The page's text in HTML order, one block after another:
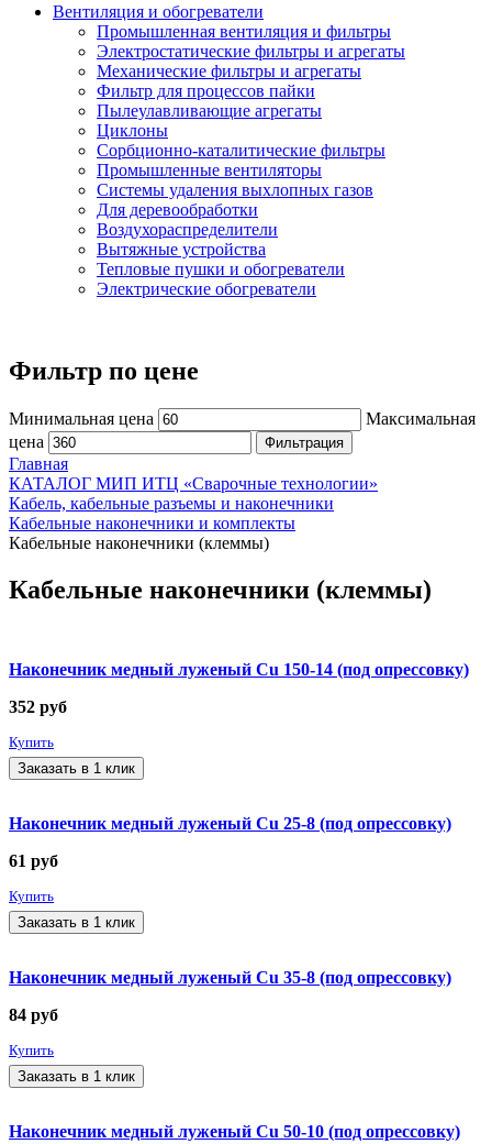
Вентиляция и обогреватели
Промышленная вентиляция и фильтры
Электростатические фильтры и агрегаты
Механические фильтры и агрегаты
Фильтр для процессов пайки
Пылеулавливающие агрегаты
Циклоны
Сорбционно-каталитические фильтры
Промышленные вентиляторы
Системы удаления выхлопных газов
Для деревообработки
Воздухораспределители
Вытяжные устройства
Тепловые пушки и обогреватели
Электрические обогреватели
Фильтр по цене
Минимальная цена
Максимальная
цена
Фильтрация
Главная
КАТАЛОГ МИП ИТЦ «Сварочные технологии»
Кабель, кабельные разъемы и наконечники
Кабельные наконечники и комплекты
Кабельные наконечники (клеммы)
Кабельные наконечники (клеммы)
Наконечник медный луженый Cu 150-14 (под опрессовку)
352 руб
Купить
Заказать в 1 клик
Наконечник медный луженый Cu 25-8 (под опрессовку)
61 руб
Купить
Заказать в 1 клик
Наконечник медный луженый Cu 35-8 (под опрессовку)
84 руб
Купить
Заказать в 1 клик
Наконечник медный луженый Cu 50-10 (под опрессовку)